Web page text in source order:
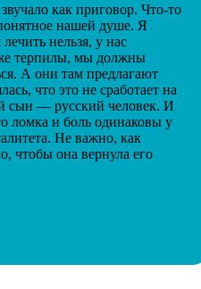
как приговор. Что-то
нашей душе. Я
нельзя, у нас
терпилы, мы должны
А они там предлагают
что это не сработает на
сын — русский человек. И
ломка и боль одинаковы у
Не важно, как
чтобы она вернула его